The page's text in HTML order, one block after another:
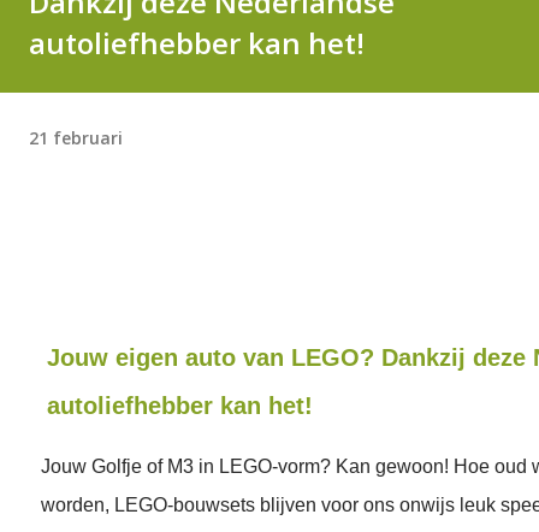
autoliefhebber kan het!
21 februari
Jouw eigen auto van LEGO? Dankzij deze
autoliefhebber kan het!
Jouw Golfje of M3 in LEGO-vorm? Kan gewoon! Hoe oud
worden, LEGO-bouwsets blijven voor ons onwijs leuk